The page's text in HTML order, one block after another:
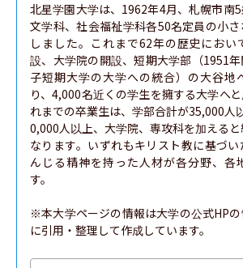
北星学園大学は、1962年4月、札幌市南
文学科、社会福祉学科各50名定員の小
しました。これまで62年の歴史におい
設、大学院の開設、短期大学部（1951
子短期大学の大学への統合）の大谷地
り、4,000名近くの学生を擁する大学へ
れまでの卒業生は、学部合計が35,000人
0,000人以上、大学院、専攻科を加える
なります。いずれもキリスト教に基づ
んじる精神を持った人材が各分野、各
す。
※本大学ページの情報は大学の公式HP
に引用・整理して作成しています。